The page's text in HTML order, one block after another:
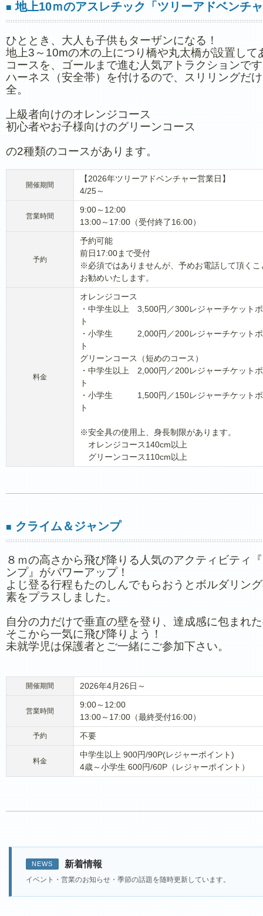
■ 地上10ｍのアスレチック「ツリーアドベンチ
ひととき、大人も子供もターザンになる！
地上3～10mの木の上につり橋や丸太橋が設置して
コースを、ゴールまで進む人気アトラクションで
ハーネス（安全帯）を付けるので、スリリングだ
全。
上級者向けのオレンジコース
初心者やお子様向けのグリーンコース
の2種類のコースがあります。
開催期間
【2026年ツリーアドベンチャー営業日】
4/25～
営業時間
9:00～12:00
13:00～17:00（受付終了16:00）
予約
予約可能
前日17:00まで受付
※必須ではありませんが、予めお電話して頂くこ
お勧めいたします。
料金
オレンジコース
・中学生以上 3,500円／300レジャーチケット
ト
・小学生 2,000円／200レジャーチケットポ
ト
グリーンコース（短めのコース）
・中学生以上 2,000円／200レジャーチケット
ト
・小学生 1,500円／150レジャーチケットポ
ト
※安全具の使用上、身長制限があります。
オレンジコース140cm以上
グリーンコース110cm以上
■ クライム＆ジャンプ
８ｍの高さから飛び降りる人気のアクティビティ
ンプ』がパワーアップ！
よじ登る行程もたのしんでもらおうとボルダリン
素をプラスしました。
自分の力だけで垂直の壁を登り、達成感に包まれ
そこから一気に飛び降りよう！
未就学児は保護者とご一緒にご参加下さい。
開催期間 2026年4月26日～
営業時間
9:00～12:00
13:00～17:00（最終受付16:00）
予約 不要
料金
中学生以上 900円/90P(レジャーポイント)
4歳～小学生 600円/60P（レジャーポイント）
NEWS 新着情報
イベント・営業のお知らせ・季節の話題を随時更新しています。